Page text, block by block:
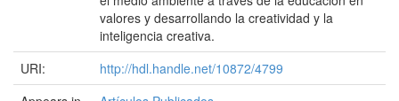
valores y desarrollando la creatividad y la
inteligencia creativa.
URI:
http://hdl.handle.net/10872/4799